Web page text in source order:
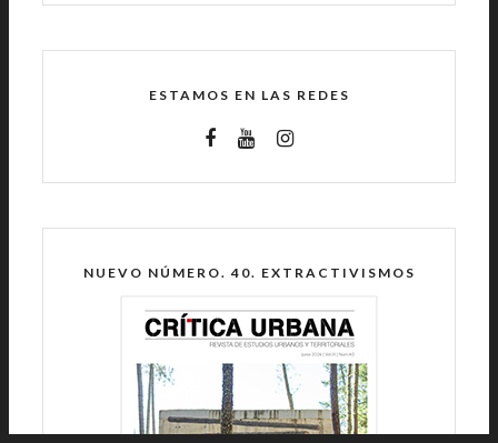
ESTAMOS EN LAS REDES
NUEVO NÚMERO. 40. EXTRACTIVISMOS